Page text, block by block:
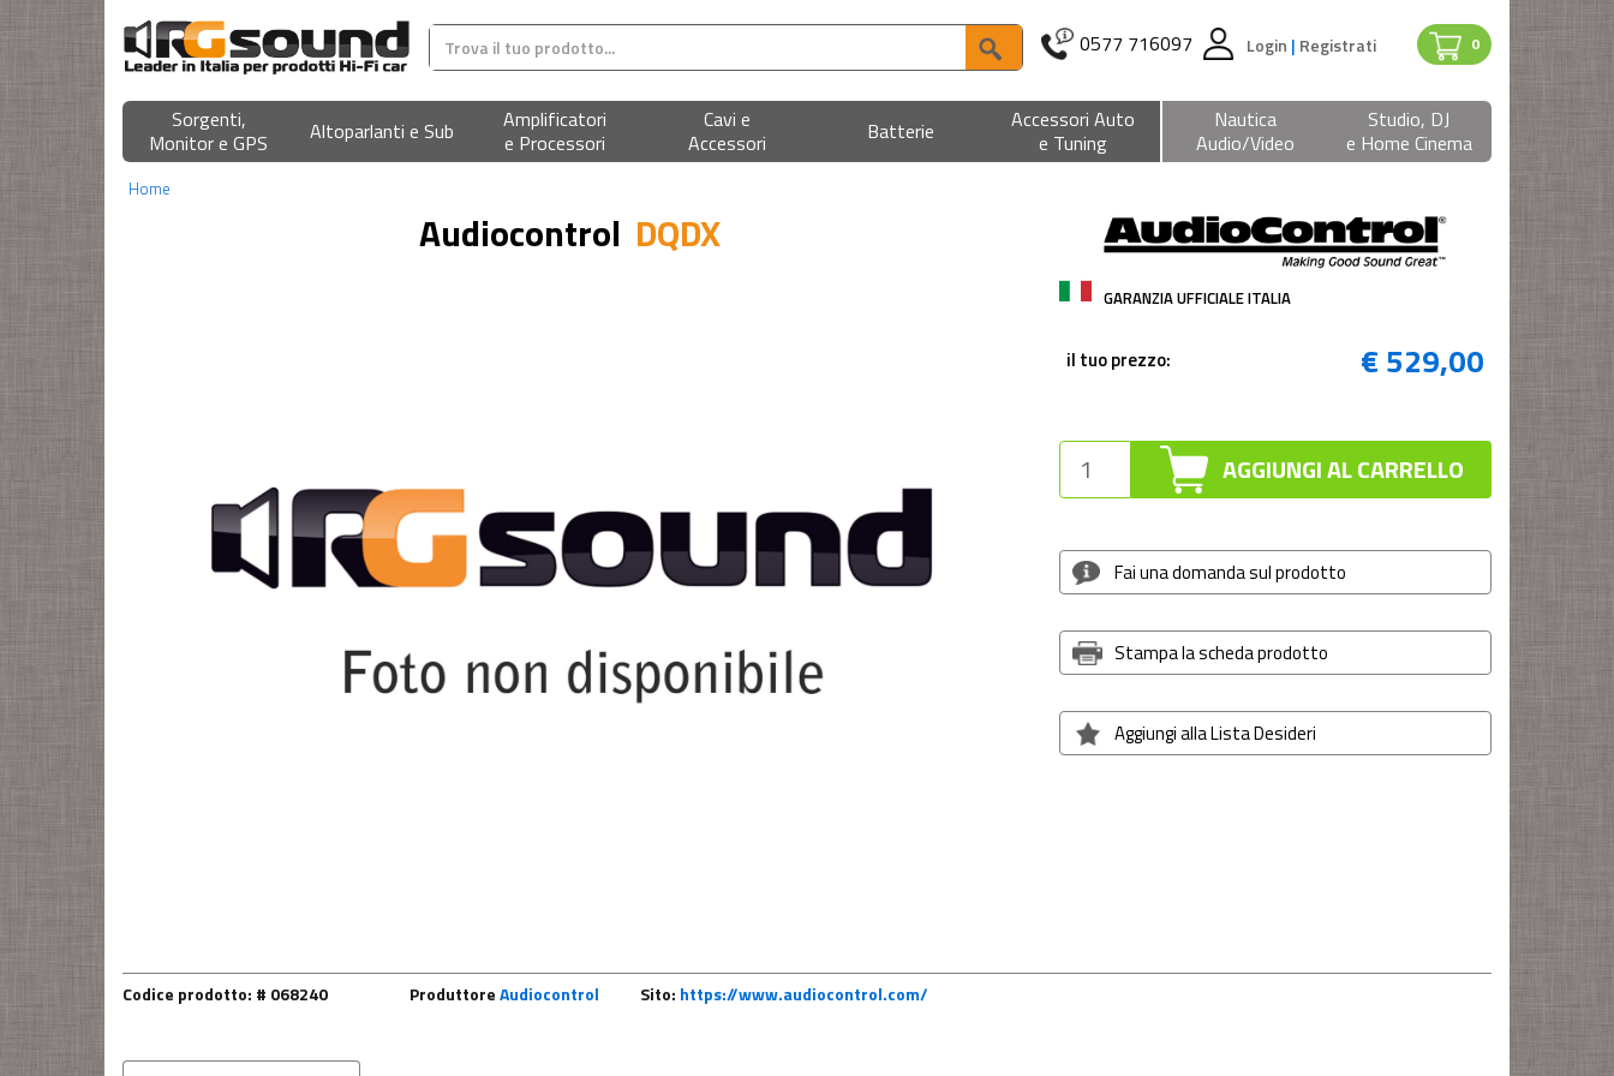
0
0577 716097 Login | Registrati
Sorgenti,
Monitor e GPS
Altoparlanti e Sub
Amplificatori
e Processori
Cavi e
Accessori
Batterie
Accessori Auto
e Tuning
Nautica
Audio/Video
Studio, DJ
e Home Cinema
Home
Audiocontrol DQDX
GARANZIA UFFICIALE ITALIA
€ 529,00
il tuo prezzo:
AGGIUNGI AL CARRELLO
Fai una domanda sul prodotto
Stampa la scheda prodotto
Aggiungi alla Lista Desideri
Codice prodotto: # 068240 ProduttoreAudiocontrol Sito: https://www.audiocontrol.com/